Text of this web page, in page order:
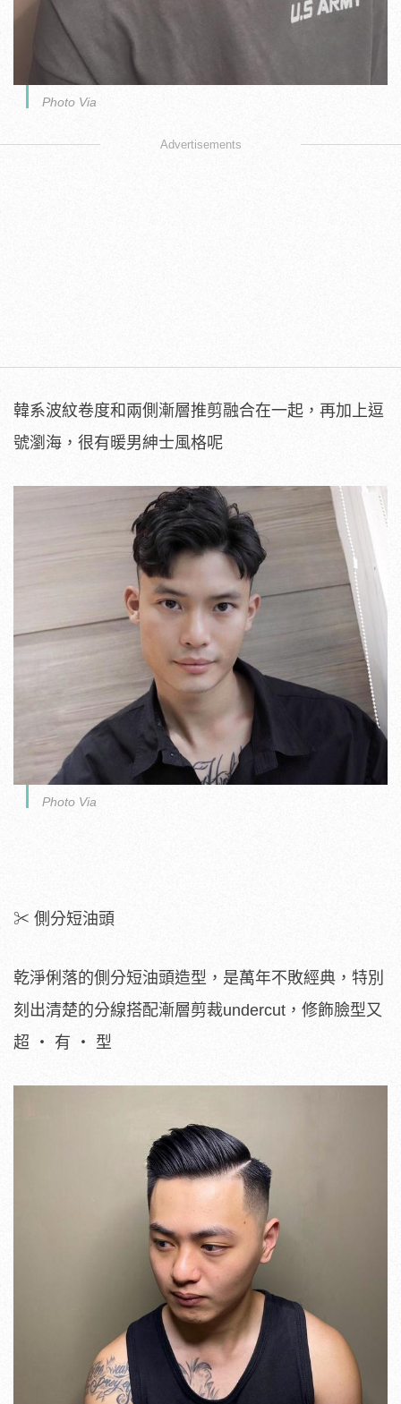
Photo Via
Advertisements
韓系波紋卷度和兩側漸層推剪融合在一起，再加上逗
號瀏海，很有暖男紳士風格呢
Photo Via
✂ 側分短油頭
乾淨俐落的側分短油頭造型，是萬年不敗經典，特別
刻出清楚的分線搭配漸層剪裁undercut，修飾臉型又
超 ‧ 有 ‧ 型